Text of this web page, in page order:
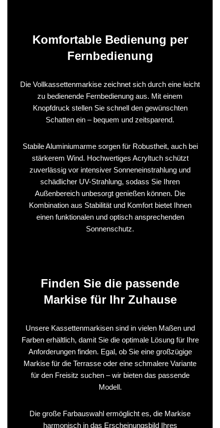
Komfortable Bedienung per
Fernbedienung
Die Vollkassettenmarkise zeichnet sich durch eine leicht
zu bedienende Fernbedienung aus. Mit einem
Knopfdruck stellen Sie schnell den gewünschten
Schatten ein – bequem und zeitsparend.
Stabile Aluminiumarme sorgen für Robustheit, auch bei
stärkerem Wind. Hochwertiges Acryltuch schützt
zuverlässig vor intensiver Sonneneinstrahlung und
schädlicher UV-Strahlung, sodass Sie Ihren
Außenbereich unbesorgt genießen können. Die
Kombination aus Stabilität und Komfort bietet Ihnen
einen funktionalen und optisch ansprechenden
Sonnenschutz.
Finden Sie die passende
Markise für Ihr Zuhause
Unsere Kassettenmarkisen sind in vielen Maßen und
Farben erhältlich, damit Sie die optimale Lösung für Ihre
Anforderungen finden. Egal, ob Sie eine großzügige
Markise für die Terrasse oder eine schmalere Variante
für den Freisitz suchen – wir bieten das passende
Modell.
Die große Farbauswahl ermöglicht es, die Markise
harmonisch in das Erscheinungsbild Ihres